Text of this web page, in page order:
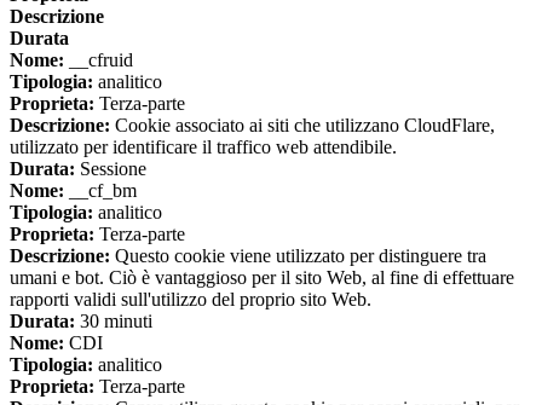
Descrizione
Durata
Nome: __cfruid
Tipologia: analitico
Proprieta: Terza-parte
Descrizione: Cookie associato ai siti che utilizzano CloudFlare,
utilizzato per identificare il traffico web attendibile.
Durata: Sessione
Nome: __cf_bm
Tipologia: analitico
Proprieta: Terza-parte
Descrizione: Questo cookie viene utilizzato per distinguere tra
umani e bot. Ciò è vantaggioso per il sito Web, al fine di effettuare
rapporti validi sull'utilizzo del proprio sito Web.
Durata: 30 minuti
Nome: CDI
Tipologia: analitico
Proprieta: Terza-parte